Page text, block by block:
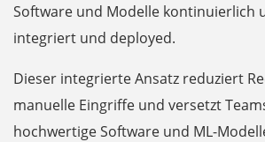
Software und Modelle kontinuierlich
integriert und deployed.
Dieser integrierte Ansatz reduziert
manuelle Eingriffe und versetzt
hochwertige Software und ML-